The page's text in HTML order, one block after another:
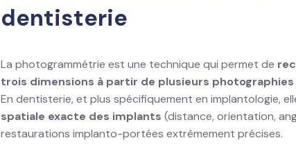
dentisterie
La photogrammétrie est une technique qui permet de
trois dimensions à partir de plusieurs photographies
En dentisterie, et plus spécifiquement en implantologie,
spatiale exacte des implants (distance, orientation,
restaurations implanto-portées extrêmement précises.